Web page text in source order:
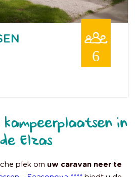
6
in
de Elzas
plek om uw caravan neer te